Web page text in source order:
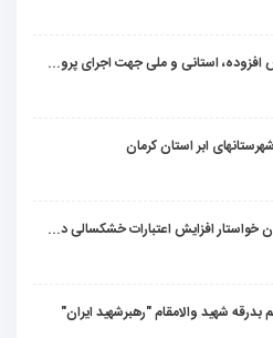
تخصیص اعتبارات ارزش افزوده، استانی و ملی جهت اجرای پروژه‌های عمرانی در شهرستان گنبکی
ابر استان کرمان
مدیرکل امور عشایر کرمان خواستار افزایش اعتبارات خشکسالی در سال جدید شد
بدرقه شهید والامقام "رهبرشهید ایران"